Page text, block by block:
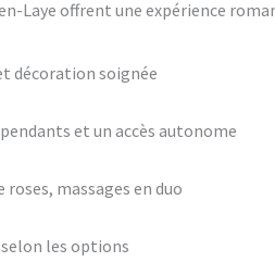
Laye offrent une expérience
décoration soignée
et un accès autonome
massages en duo
les options